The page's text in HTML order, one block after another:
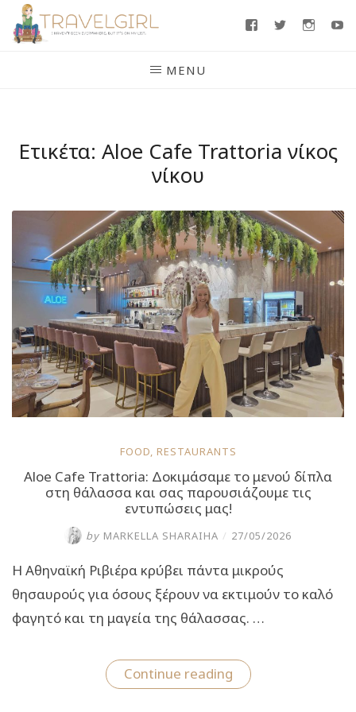
Skip
FacebookTwitter
MENU
Ετικέτα: Aloe Cafe Trattoria νίκος
νίκου
FOOD, RESTAURANTS
Aloe Cafe Trattoria: Δοκιμάσαμε το μενού δίπλα
στη θάλασσα και σας παρουσιάζουμε τις
εντυπώσεις μας!
by MARKELLA SHARAIHA / 27/05/2026
Η Αθηναϊκή Ριβιέρα κρύβει πάντα μικρούς
θησαυρούς για όσους ξέρουν να εκτιμούν το καλό
φαγητό και τη μαγεία της θάλασσας. …
Continue reading“Aloe
Cafe